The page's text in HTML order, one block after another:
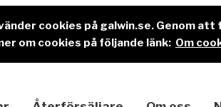
cookies på galwin.se. Genom
om cookies på följande länk: Om